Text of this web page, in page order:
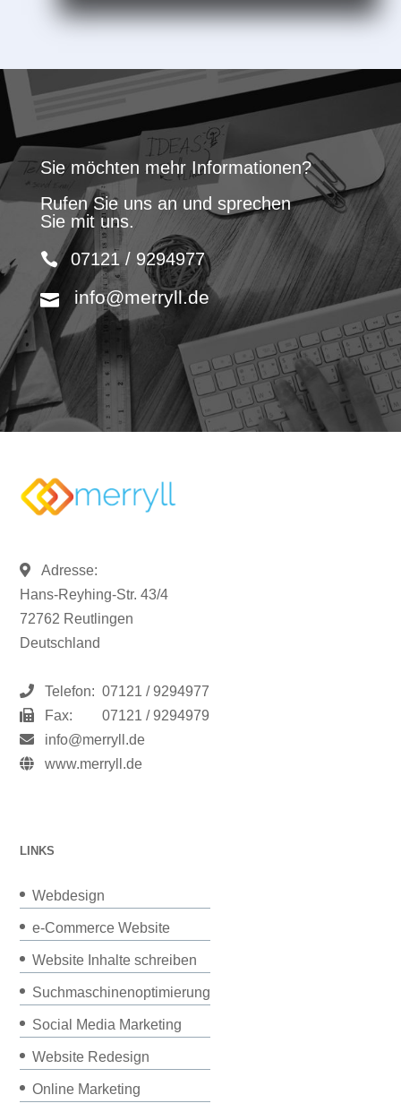
Sie möchten mehr Informationen?
Rufen Sie uns an und sprechen
Sie mit uns.
07121 / 9294977
info@merryll.de
Adresse:
Hans-Reyhing-Str. 43/4
72762 Reutlingen
Deutschland
Telefon: 07121 / 9294977
Fax:
07121 / 9294979
info@merryll.de
www.merryll.de
LINKS
Webdesign
e-Commerce Website
Website Inhalte schreiben
Suchmaschinenoptimierung
Social Media Marketing
Website Redesign
Online Marketing